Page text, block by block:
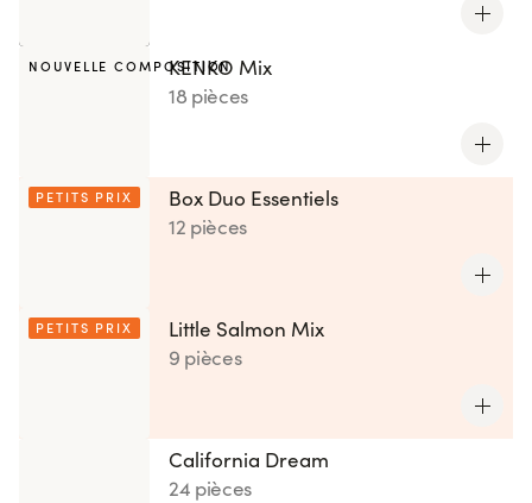
NOUVELLE COMPOSITION
KENKO Mix
18 pièces
PETITS PRIX
Box Duo Essentiels
12 pièces
PETITS PRIX
Little Salmon Mix
9 pièces
California Dream
24 pièces